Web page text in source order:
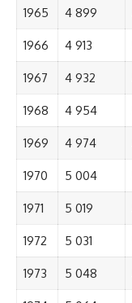
1965 4 899
1966 4 913
1967 4 932
1968 4 954
1969 4 974
1970 5 004
1971 5 019
1972 5 031
1973 5 048